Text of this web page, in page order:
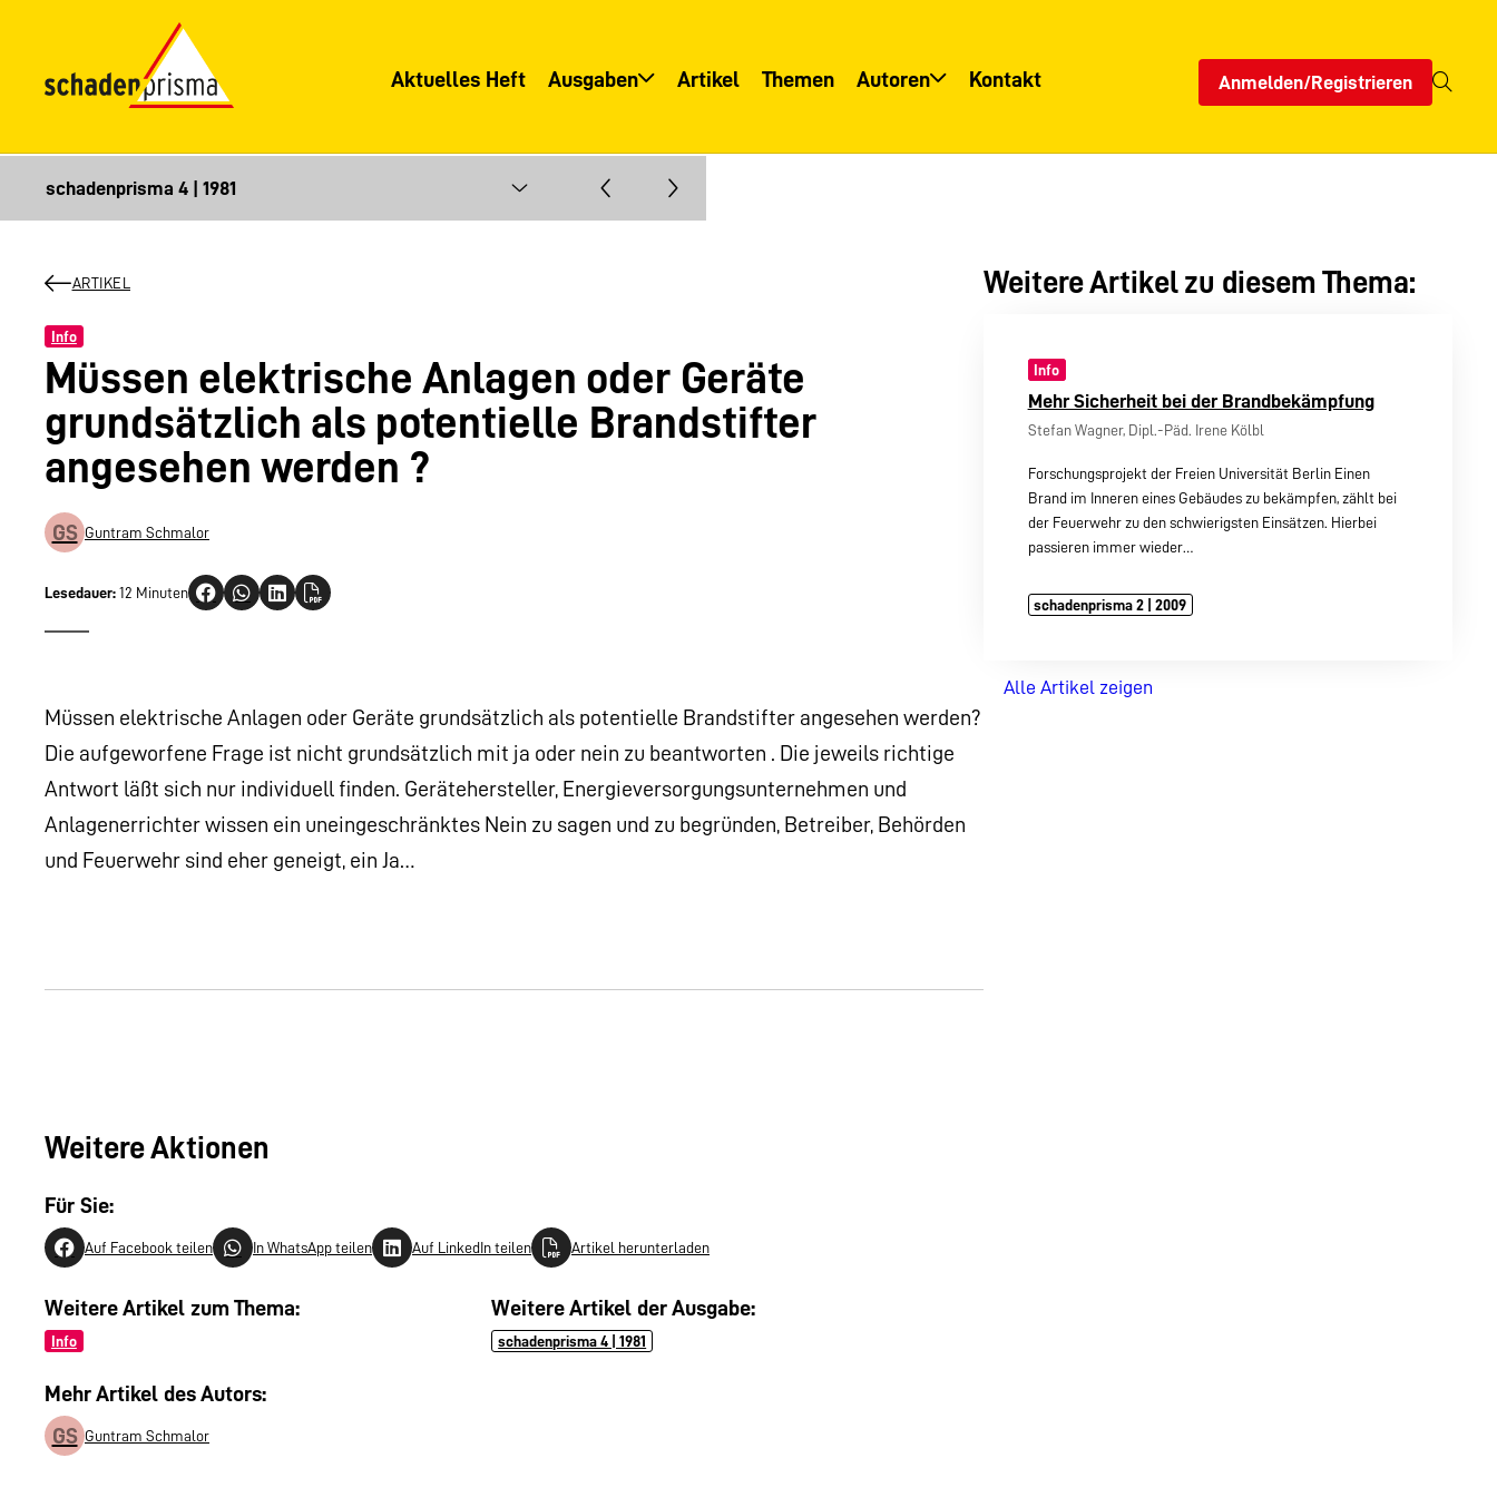
Aktuelles Heft Ausgaben
Informationsservice
Artikel Themen Autoren Kontakt Anmelden/Registrieren
ARTIKEL
Info
Müssen elektrische Anlagen oder Geräte
grundsätzlich als potentielle Brandstifter
angesehen werden ?
GS Guntram Schmalor
Lesedauer: 12 Minuten
Müssen elektrische Anlagen oder Geräte grundsätzlich als potentielle Brandstifter angesehen werden?
Die aufgeworfene Frage ist nicht grundsätzlich mit ja oder nein zu beantworten . Die jeweils richtige
Antwort läßt sich nur individuell finden. Gerätehersteller, Energieversorgungsunternehmen und
Anlagenerrichter wissen ein uneingeschränktes Nein zu sagen und zu begründen, Betreiber, Behörden
und Feuerwehr sind eher geneigt, ein Ja…
Weitere Aktionen
Für Sie:
Auf Facebook teilen In WhatsApp teilen Auf LinkedIn teilen Artikel herunterladen
Weitere Artikel zum Thema:
Info
Weitere Artikel der Ausgabe:
schadenprisma 4 | 1981
Mehr Artikel des Autors:
GS Guntram Schmalor
Weitere Artikel zu diesem Thema:
Info
Mehr Sicherheit bei der Brandbekämpfung
Stefan Wagner, Dipl.-Päd. Irene Kölbl
Forschungsprojekt der Freien Universität Berlin Einen
Brand im Inneren eines Gebäudes zu bekämpfen, zählt bei
der Feuerwehr zu den schwierigsten Einsätzen. Hierbei
passieren immer wieder…
schadenprisma 2 | 2009
Alle Artikel zeigen